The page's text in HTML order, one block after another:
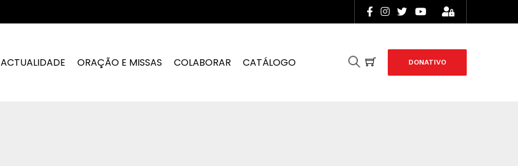
ACTUALIDADE ORAÇÃO E MISSAS COLABORAR CATÁLOGO DONATIVO